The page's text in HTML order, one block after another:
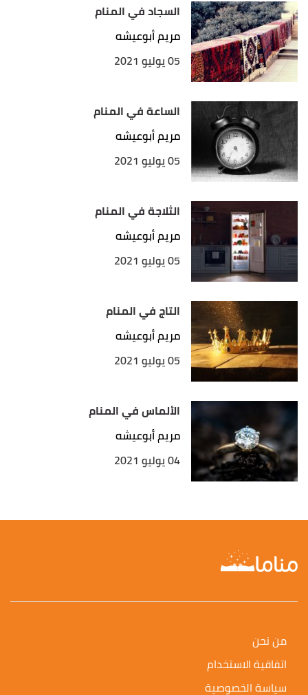
↑محمد بن سيرين، منتخب الكلام في تفسير الأحلام
صفحة 263. بتصرّف.
السجاد في المنام
مريم أبوعيشه
05 يوليو 2021
الساعة في المنام
مريم أبوعيشه
05 يوليو 2021
الثلاجة في المنام
مريم أبوعيشه
05 يوليو 2021
التاج في المنام
مريم أبوعيشه
05 يوليو 2021
الألماس في المنام
مريم أبوعيشه
04 يوليو 2021
من نحن
اتفاقية الاستخدام
سياسة الخصوصية